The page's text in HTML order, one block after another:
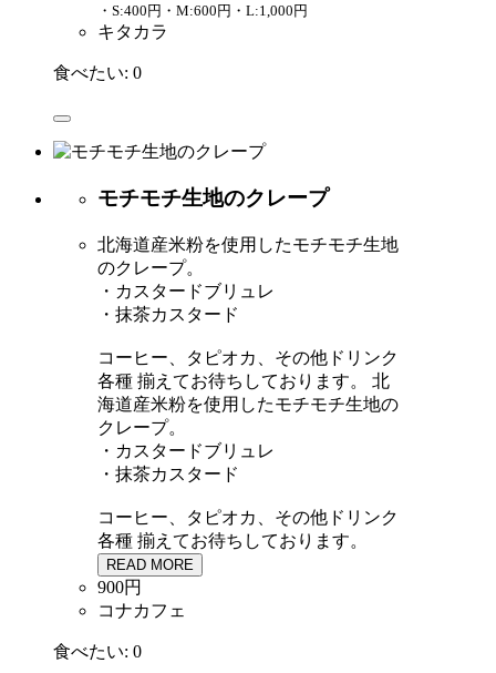
・S:400円・M:600円・L:1,000円
キタカラ
食べたい: 0
モチモチ生地のクレープ
北海道産米粉を使用したモチモチ生地
のクレープ。
・カスタードブリュレ
・抹茶カスタード
コーヒー、タピオカ、その他ドリンク
各種 揃えてお待ちしております。
北
海道産米粉を使用したモチモチ生地の
クレープ。
・カスタードブリュレ
・抹茶カスタード
コーヒー、タピオカ、その他ドリンク
各種 揃えてお待ちしております。
READ MORE
900円
コナカフェ
食べたい: 0